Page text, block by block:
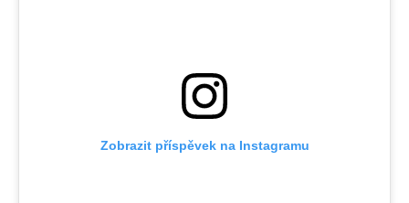
Zobrazit příspěvek na Instagramu